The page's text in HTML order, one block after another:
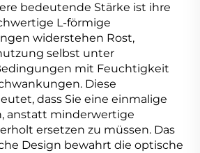
bedeutende Stärke ist ihre
L-förmige
widerstehen Rost,
selbst unter
mit Feuchtigkeit
Diese
dass Sie eine einmalige
anstatt minderwertige
ersetzen zu müssen. Das
Design bewahrt die optische